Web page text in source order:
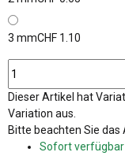
3 mmCHF 1.10
xDieser Artikel hat
Variation aus.
xBitte beachten Sie das
Sofort verfügbar